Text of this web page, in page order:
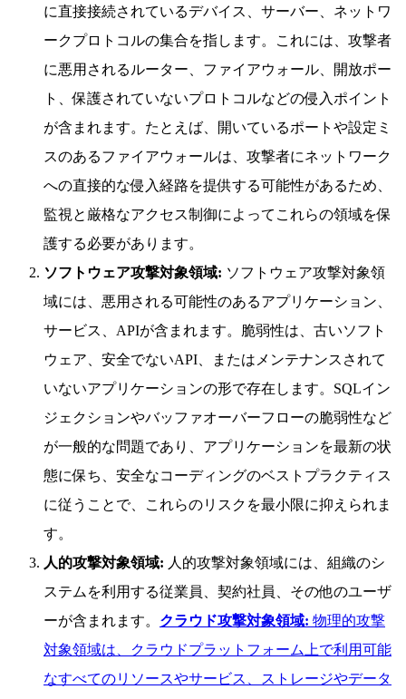
に直接接続されているデバイス、サーバー、ネットワ
ークプロトコルの集合を指します。これには、攻撃者
に悪用されるルーター、ファイアウォール、開放ポー
ト、保護されていないプロトコルなどの侵入ポイント
が含まれます。たとえば、開いているポートや設定ミ
スのあるファイアウォールは、攻撃者にネットワーク
への直接的な侵入経路を提供する可能性があるため、
監視と厳格なアクセス制御によってこれらの領域を保
護する必要があります。
ソフトウェア攻撃対象領域: ソフトウェア攻撃対象領
域には、悪用される可能性のあるアプリケーション、
サービス、APIが含まれます。脆弱性は、古いソフト
ウェア、安全でないAPI、またはメンテナンスされて
いないアプリケーションの形で存在します。SQLイン
ジェクションやバッファオーバーフローの脆弱性など
が一般的な問題であり、アプリケーションを最新の状
態に保ち、安全なコーディングのベストプラクティス
に従うことで、これらのリスクを最小限に抑えられま
す。
人的攻撃対象領域: 人的攻撃対象領域には、組織のシ
ステムを利用する従業員、契約社員、その他のユーザ
ーが含まれます。 クラウド攻撃対象領域: 物理的攻撃
対象領域は、クラウドプラットフォーム上で利用可能
なすべてのリソースやサービス、ストレージやデータ